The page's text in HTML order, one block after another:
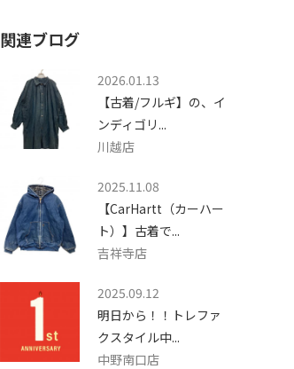
関連ブログ
2026.01.13
【古着/フルギ】の、イ
ンディゴリ...
川越店
2025.11.08
【CarHartt（カーハー
ト）】古着で...
吉祥寺店
2025.09.12
明日から！！トレファ
クスタイル中...
中野南口店